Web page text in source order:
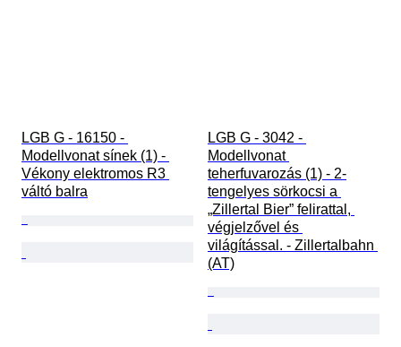
LGB G - 16150 -
Modellvonat sínek (1) -
Vékony elektromos R3
váltó balra
LGB G - 3042 -
Modellvonat
teherfuvarozás (1) - 2-
tengelyes sörkocsi a
„Zillertal Bier” felirattal,
végjelzővel és
világítással. - Zillertalbahn
(AT)